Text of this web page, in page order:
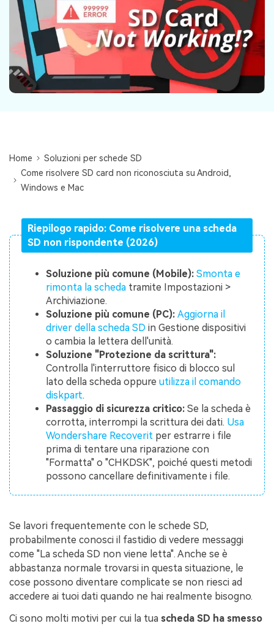
Centro di conoscenza
TROVA ALTRE SOLUZIONI
search
Home
Soluzioni per schede SD
Come risolvere SD card non riconosciuta su Android,
Windows e Mac
Riepilogo rapido: Come risolvere una scheda
SD non rispondente (2026)
Soluzione più comune (Mobile): Smonta e
rimonta la scheda tramite Impostazioni >
Archiviazione.
Soluzione più comune (PC): Aggiorna il
driver della scheda SD in Gestione dispositivi
o cambia la lettera dell'unità.
Soluzione "Protezione da scrittura":
Controlla l'interruttore fisico di blocco sul
lato della scheda oppureutilizza il comando
diskpart.
Passaggio di sicurezza critico: Se la scheda è
corrotta, interrompi la scrittura dei dati. Usa
Wondershare Recoverit per estrarre i file
prima di tentare una riparazione con
"Formatta" o "CHKDSK", poiché questi metodi
possono cancellare definitivamente i file.
Se lavori frequentemente con le schede SD,
probabilmente conosci il fastidio di vedere messaggi
come "La scheda SD non viene letta". Anche se è
abbastanza normale trovarsi in questa situazione, le
cose possono diventare complicate se non riesci ad
accedere ai tuoi dati quando ne hai realmente bisogno.
Ci sono molti motivi per cui la tua scheda SD ha smesso